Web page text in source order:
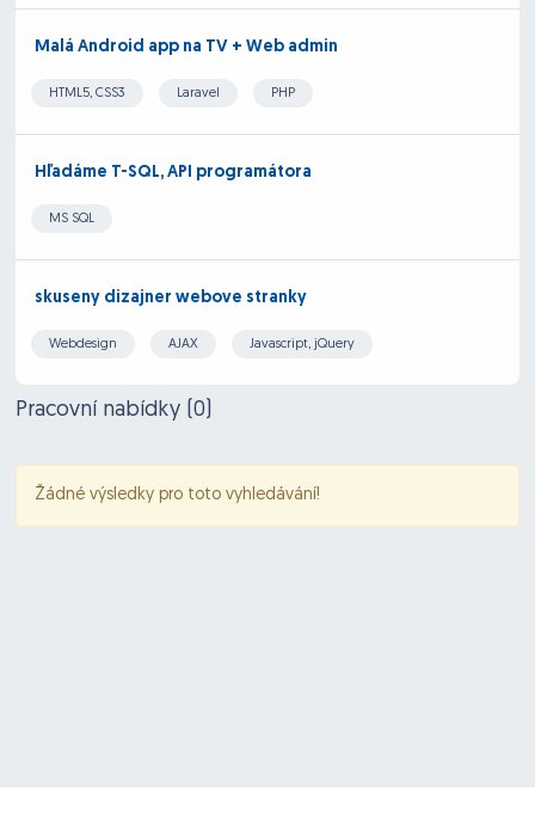
Malá Android app na TV + Web admin
HTML5, CSS3 Laravel PHP
Hľadáme T-SQL, API programátora
MS SQL
skuseny dizajner webove stranky
Webdesign AJAX Javascript, jQuery
Pracovní nabídky (0)
Žádné výsledky pro toto vyhledávání!